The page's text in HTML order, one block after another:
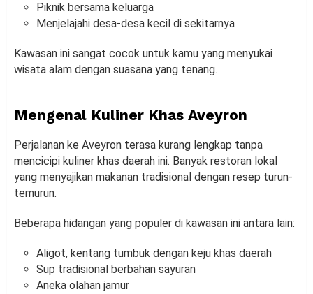
Piknik bersama keluarga
Menjelajahi desa-desa kecil di sekitarnya
Kawasan ini sangat cocok untuk kamu yang menyukai
wisata alam dengan suasana yang tenang.
Mengenal Kuliner Khas Aveyron
Perjalanan ke Aveyron terasa kurang lengkap tanpa
mencicipi kuliner khas daerah ini. Banyak restoran lokal
yang menyajikan makanan tradisional dengan resep turun-
temurun.
Beberapa hidangan yang populer di kawasan ini antara lain:
Aligot, kentang tumbuk dengan keju khas daerah
Sup tradisional berbahan sayuran
Aneka olahan jamur